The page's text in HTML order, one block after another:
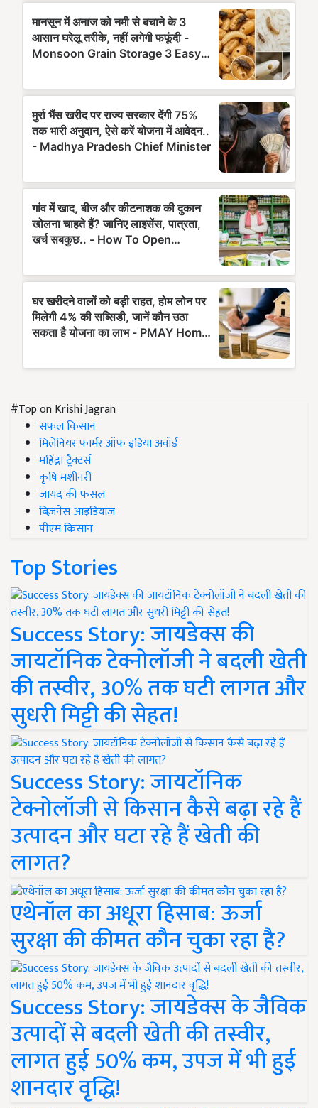
#Top on Krishi Jagran
सफल किसान
मिलेनियर फार्मर ऑफ इंडिया अवॉर्ड
महिंद्रा ट्रैक्टर्स
कृषि मशीनरी
जायद की फसल
बिज़नेस आइडियाज
पीएम किसान
Top Stories
Success Story: जायडेक्स की
जायटॉनिक टेक्नोलॉजी ने बदली खेती
की तस्वीर, 30% तक घटी लागत और
सुधरी मिट्टी की सेहत!
Success Story: जायटॉनिक
टेक्नोलॉजी से किसान कैसे बढ़ा रहे हैं
उत्पादन और घटा रहे हैं खेती की
लागत?
एथेनॉल का अधूरा हिसाब: ऊर्जा
सुरक्षा की कीमत कौन चुका रहा है?
Success Story: जायडेक्स के जैविक
उत्पादों से बदली खेती की तस्वीर,
लागत हुई 50% कम, उपज में भी हुई
शानदार वृद्धि!